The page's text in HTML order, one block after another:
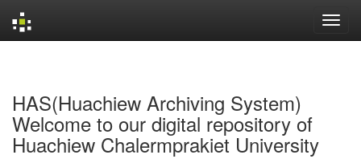
HAS(Huachiew Archiving System)
Welcome to our digital repository of
Huachiew Chalermprakiet University